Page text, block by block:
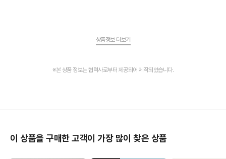
상품정보 더보기
※본 상품 정보는 협력사로부터 제공되어 제작되었습니다.
이 상품을 구매한 고객이 가장 많이 찾은 상품